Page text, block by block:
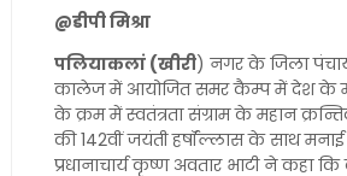
@डीपी मिश्रा
पलियाकलां (खीरी) नगर के जिला
कालेज में आयोजित समर कैम्प में देश के
के क्रम में स्वतंत्रता संग्राम के महान
की 142वीं जयंती हर्षॉल्लास के साथ
प्रधानाचार्य कृष्ण अवतार भाटी ने कहा कि